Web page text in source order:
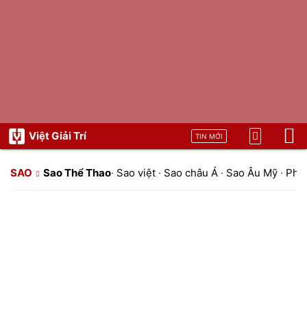
Việt Giải Trí TIN MỚI
SAO Sao Thể Thao· Sao việt · Sao châu Á · Sao Âu Mỹ ·